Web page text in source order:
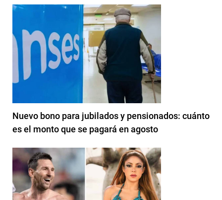
Nuevo bono para jubilados y pensionados: cuánto
es el monto que se pagará en agosto